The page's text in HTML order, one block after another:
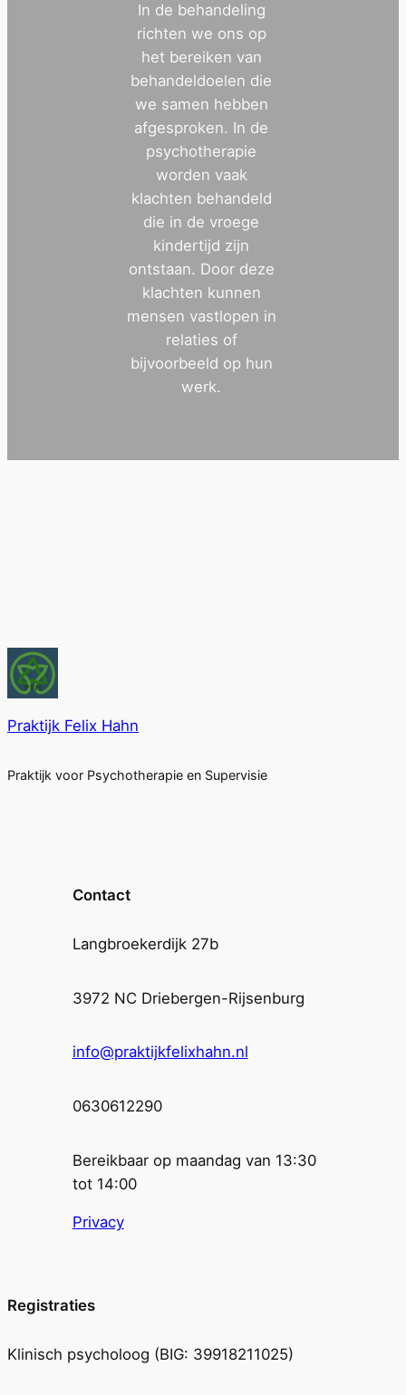
In de behandeling
richten we ons op
het bereiken van
behandeldoelen die
we samen hebben
afgesproken. In de
psychotherapie
worden vaak
klachten behandeld
die in de vroege
kindertijd zijn
ontstaan. Door deze
klachten kunnen
mensen vastlopen in
relaties of
bijvoorbeeld op hun
werk.
Praktijk Felix Hahn
Praktijk voor Psychotherapie en Supervisie
Contact
Langbroekerdijk 27b
3972 NC Driebergen-Rijsenburg
info@praktijkfelixhahn.nl
0630612290
Bereikbaar op maandag van 13:30
tot 14:00
Privacy
Registraties
Klinisch psycholoog (BIG: 39918211025)